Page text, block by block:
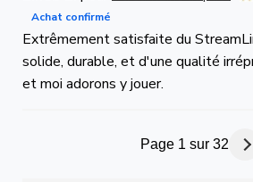
Achat confirmé
Extrêmement satisfaite du
solide, durable, et d'une qualité
et moi adorons y jouer.
Page 1 sur 32